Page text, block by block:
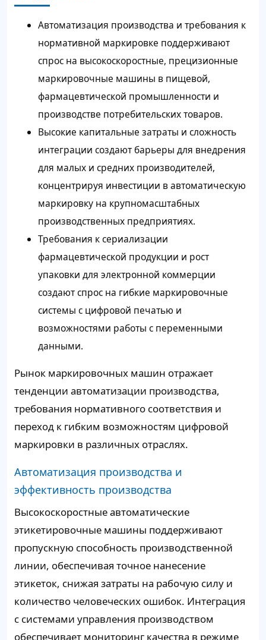
Автоматизация производства и требования к
нормативной маркировке поддерживают
спрос на высокоскоростные, прецизионные
маркировочные машины в пищевой,
фармацевтической промышленности и
производстве потребительских товаров.
Высокие капитальные затраты и сложность
интеграции создают барьеры для внедрения
для малых и средних производителей,
концентрируя инвестиции в автоматическую
маркировку на крупномасштабных
производственных предприятиях.
Требования к сериализации
фармацевтической продукции и рост
упаковки для электронной коммерции
создают спрос на гибкие маркировочные
системы с цифровой печатью и
возможностями работы с переменными
данными.
Рынок маркировочных машин отражает
тенденции автоматизации производства,
требования нормативного соответствия и
переход к гибким возможностям цифровой
маркировки в различных отраслях.
Автоматизация производства и
эффективность производства
Высокоскоростные автоматические
этикетировочные машины поддерживают
пропускную способность производственной
линии, обеспечивая точное нанесение
этикеток, снижая затраты на рабочую силу и
количество человеческих ошибок. Интеграция
с системами управления производством
обеспечивает мониторинг качества в режиме